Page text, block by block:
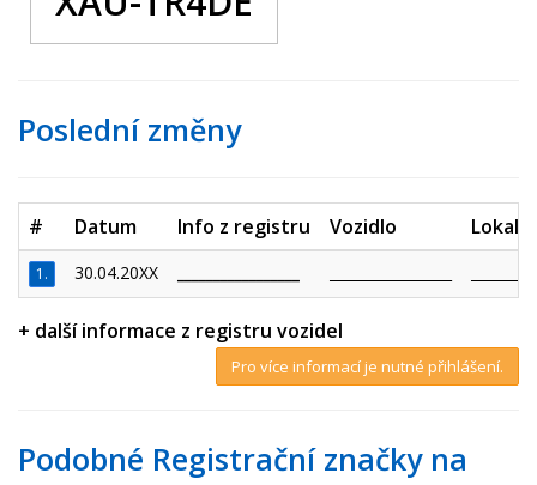
Poslední změny
# Datum Info z registru Vozidlo
1. 30.04.20XX
+ další informace z registru vozidel
Pro více informací je nutné přihlášení.
Podobné Registrační značky na